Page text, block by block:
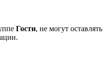
Гости, не могут оставлять